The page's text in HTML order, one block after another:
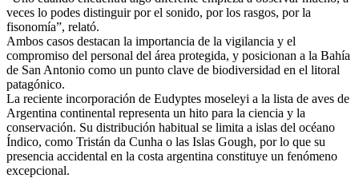
veces lo podes distinguir por el sonido, por los rasgos, por la
fisonomía”, relató.
Ambos casos destacan la importancia de la vigilancia y el
compromiso del personal del área protegida, y posicionan a la Bahía
de San Antonio como un punto clave de biodiversidad en el litoral
patagónico.
La reciente incorporación de Eudyptes moseleyi a la lista de aves de
Argentina continental representa un hito para la ciencia y la
conservación. Su distribución habitual se limita a islas del océano
Índico, como Tristán da Cunha o las Islas Gough, por lo que su
presencia accidental en la costa argentina constituye un fenómeno
excepcional.